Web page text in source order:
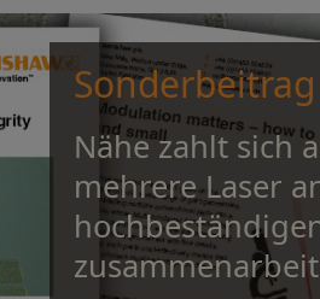
Nähe zahlt sich
mehrere Laser